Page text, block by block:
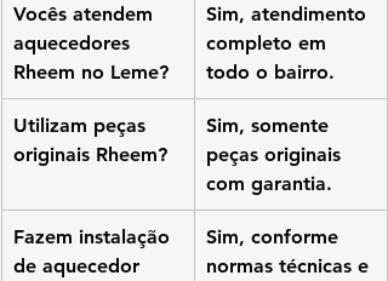
Vocês atendem
aquecedores
Rheem no Leme?
Sim, atendimento
completo em
todo o bairro.
Utilizam peças
originais Rheem?
Sim, somente
peças originais
com garantia.
Fazem instalação
de aquecedor
Sim, conforme
normas técnicas e